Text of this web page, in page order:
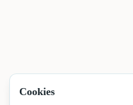
Cookies